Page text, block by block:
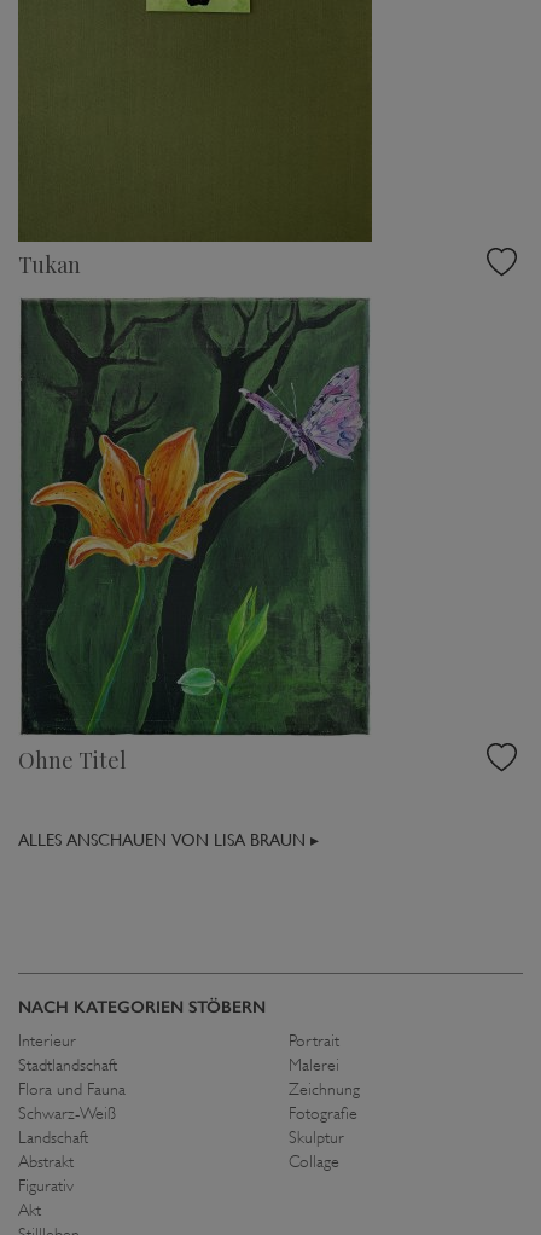
Tukan
Ohne Titel
ALLES ANSCHAUEN VON LISA BRAUN ▸
NACH KATEGORIEN STÖBERN
Interieur
Stadtlandschaft
Flora und Fauna
Schwarz-Weiß
Landschaft
Abstrakt
Figurativ
Akt
Portrait
Malerei
Zeichnung
Fotografie
Skulptur
Collage